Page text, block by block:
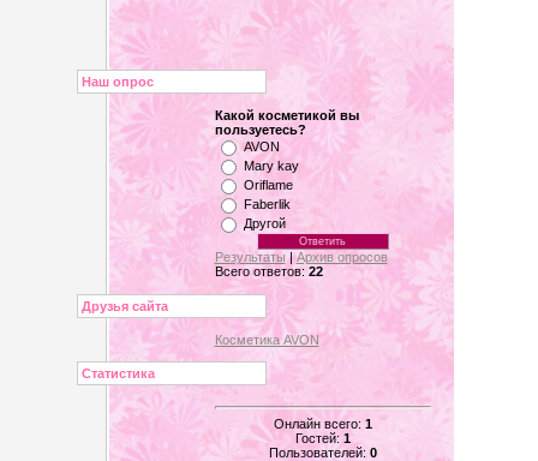
Наш опрос
Какой косметикой вы
пользуетесь?
AVON
Mary kay
Oriflame
Faberlik
Другой
Результаты |Архив опросов
Всего ответов: 22
Друзья сайта
Косметика AVON
Статистика
Онлайн всего: 1
Гостей: 1
Пользователей: 0